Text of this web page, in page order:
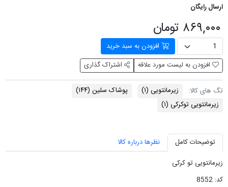
ارسال رایگان
۸۶۹,۰۰۰ تومان
افزودن به سبد خرید
افزودن به لیست مورد علاقه
اشتراک گذاری
تگ های کالا: زیرمانتویی (۱) پوشاک سلین (۱۴۴)
زیرمانتویی توکرکی (۱)
توضیحات کامل
نظرها درباره کالا
زیرمانتویی تو کرکی
کد: 8552